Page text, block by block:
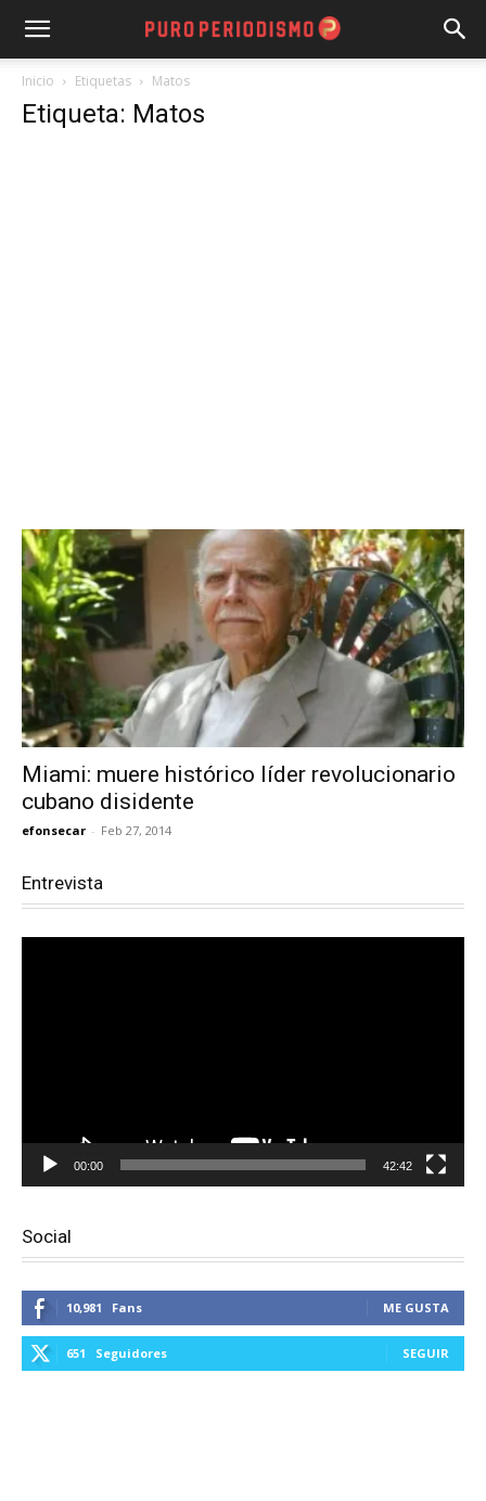
Inicio Etiquetas Matos
Etiqueta: Matos
Miami: muere histórico líder revolucionario
cubano disidente
efonsecar - Feb 27, 2014
Entrevista
00:00 42:42
Social
10,981 Fans ME GUSTA
651 Seguidores SEGUIR